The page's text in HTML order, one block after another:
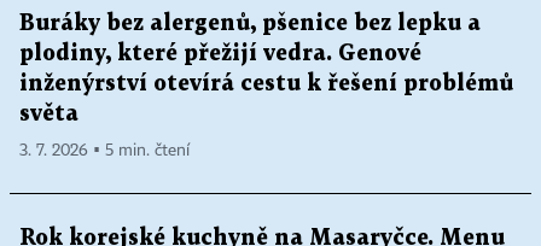
Buráky bez alergenů, pšenice bez lepku a
plodiny, které přežijí vedra. Genové
inženýrství otevírá cestu k řešení problémů
světa
3. 7. 2026 ▪ 5 min. čtení
Rok korejské kuchyně na Masaryčce. Menu